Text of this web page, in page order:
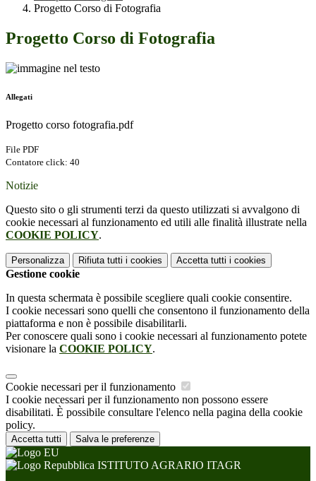
Progetto Corso di Fotografia
Progetto Corso di Fotografia
Allegati
Progetto corso fotografia.pdf
File PDF
Contatore click: 40
Notizie
Questo sito o gli strumenti terzi da questo utilizzati si avvalgono di
cookie necessari al funzionamento ed utili alle finalità illustrate nella
COOKIE POLICY.
Personalizza Rifiuta tutti i cookies Accetta tutti i cookies
Gestione cookie
In questa schermata è possibile scegliere quali cookie consentire.
I cookie necessari sono quelli che consentono il funzionamento della
piattaforma e non è possibile disabilitarli.
Per conoscere quali sono i cookie necessari al funzionamento potete
visionare la COOKIE POLICY.
Cookie necessari per il funzionamento
I cookie necessari per il funzionamento non possono essere
disabilitati. È possibile consultare l'elenco nella pagina della cookie
policy.
Accetta tutti Salva le preferenze
ISTITUTO AGRARIO ITAGR